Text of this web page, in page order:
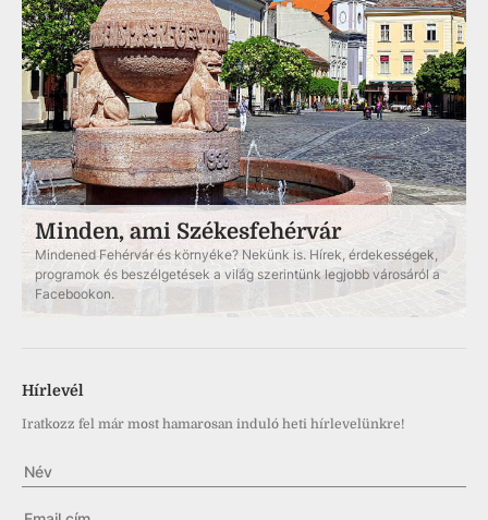
Minden, ami Székesfehérvár
Mindened Fehérvár és környéke? Nekünk is. Hírek, érdekességek,
programok és beszélgetések a világ szerintünk legjobb városáról a
Facebookon.
Hírlevél
Iratkozz fel már most hamarosan induló heti hírlevelünkre!